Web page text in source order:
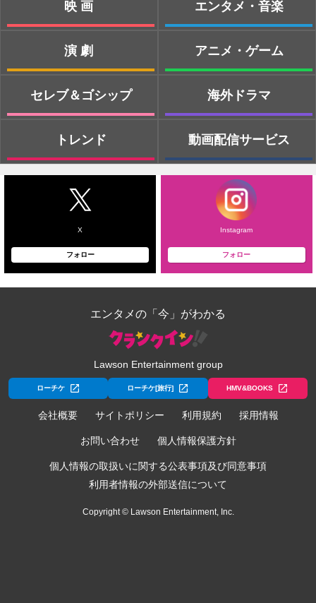
映画
演劇
セレブ＆ゴシップ
トレンド
エンタメ・音楽
アニメ・ゲーム
海外ドラマ
動画配信サービス
X
フォロー
Instagram
フォロー
エンタメの「今」がわかる
Lawson Entertainment group
ローチケ ローチケ[旅行] HMV&BOOKS
会社概要 サイトポリシー 利用規約 採用情報
お問い合わせ 個人情報保護方針
個人情報の取扱いに関する公表事項及び同意事項
利用者情報の外部送信について
Copyright © Lawson Entertainment, Inc.